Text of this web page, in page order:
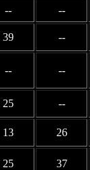
-- --
39 --
-- --
25 --
13 26
25 37